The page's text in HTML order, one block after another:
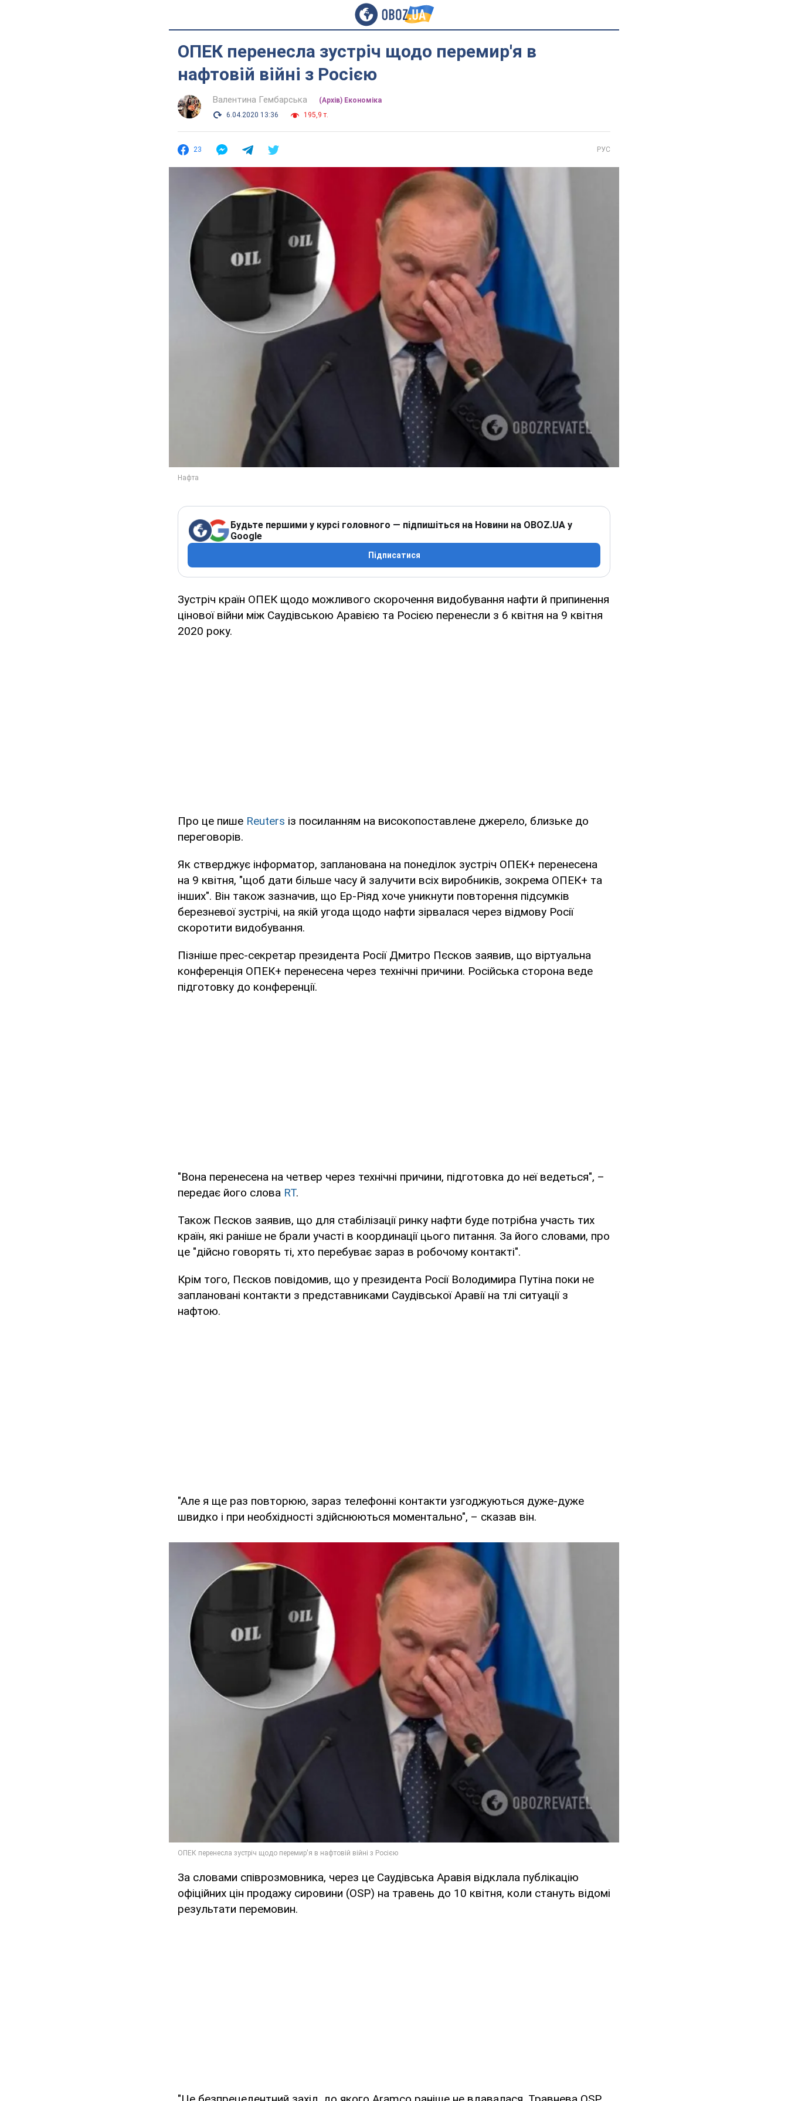
ОПЕК перенесла зустріч щодо перемир'я в
нафтовій війні з Росією
Валентина Гембарська
(Архів) Економіка
6.04.2020 13:36
195,9 т.
23 РУС
Будьте першими у курсі головного — підпишіться на Новини на OBOZ.UA у
Google
Підписатися
Зустріч країн ОПЕК щодо можливого скорочення видобування нафти й припинення
цінової війни між Саудівською Аравією та Росією перенесли з 6 квітня на 9 квітня
2020 року.
Про це пише Reuters із посиланням на високопоставлене джерело, близьке до
переговорів.
Як стверджує інформатор, запланована на понеділок зустріч ОПЕК+ перенесена
на 9 квітня, "щоб дати більше часу й залучити всіх виробників, зокрема ОПЕК+ та
інших". Він також зазначив, що Ер-Ріяд хоче уникнути повторення підсумків
березневої зустрічі, на якій угода щодо нафти зірвалася через відмову Росії
скоротити видобування.
Пізніше прес-секретар президента Росії Дмитро Пєсков заявив, що віртуальна
конференція ОПЕК+ перенесена через технічні причини. Російська сторона веде
підготовку до конференції.
"Вона перенесена на четвер через технічні причини, підготовка до неї ведеться", –
передає його слова RT.
Також Пєсков заявив, що для стабілізації ринку нафти буде потрібна участь тих
країн, які раніше не брали участі в координації цього питання. За його словами, про
це "дійсно говорять ті, хто перебуває зараз в робочому контакті".
Крім того, Пєсков повідомив, що у президента Росії Володимира Путіна поки не
заплановані контакти з представниками Саудівської Аравії на тлі ситуації з
нафтою.
"Але я ще раз повторюю, зараз телефонні контакти узгоджуються дуже-дуже
швидко і при необхідності здійснюються моментально", – сказав він.
За словами співрозмовника, через це Саудівська Аравія відклала публікацію
офіційних цін продажу сировини (OSP) на травень до 10 квітня, коли стануть відомі
результати перемовин.